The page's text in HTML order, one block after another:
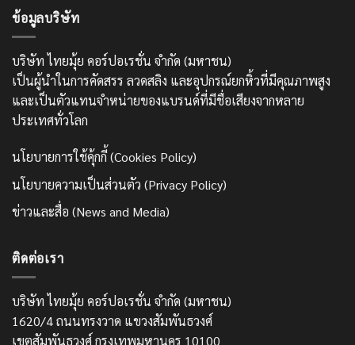
ข้อมูลบริษัท
บริษัท ไทยมุ้ย คอร์ปอเรชั่น จำกัด (มหาชน)
เป็นผู้นำในการคัดสรร ลวดสลิง และอุปกรณ์ยกหิ้วที่มีคุณภาพสูง
และเป็นตัวแทนจำหน่ายของแบรนด์ที่มีชื่อเสียงจากหลาย
ประเทศทั่วโลก
นโยบายการใช้คุ้กกี้ (Cookies Policy)
นโยบายความเป็นส่วนตัว (Privacy Policy)
ข่าวและสื่อ (News and Media)
ติดต่อเรา
บริษัท ไทยมุ้ย คอร์ปอเรชั่น จำกัด (มหาชน)
1620/4 ถนนทรงวาด แขวงสัมพันธวงศ์
เขตสัมพันธวงศ์ กรุงเทพมหานคร 10100